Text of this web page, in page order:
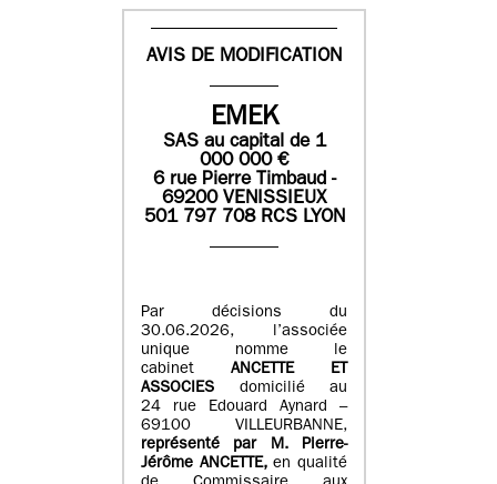
AVIS DE MODIFICATION
EMEK
SASau capital de 1
000 000€
6 rue Pierre Timbaud -
69200 VENISSIEUX
501 797 708 RCS LYON
Par décisions du
30.06.2026, l’associée
unique nomme le
cabinet ANCETTE ET
ASSOCIES
domicilié au
24 rue Edouard Aynard –
69100 VILLEURBANNE,
représenté par M.Pierre-
Jérôme ANCETTE, en qualité